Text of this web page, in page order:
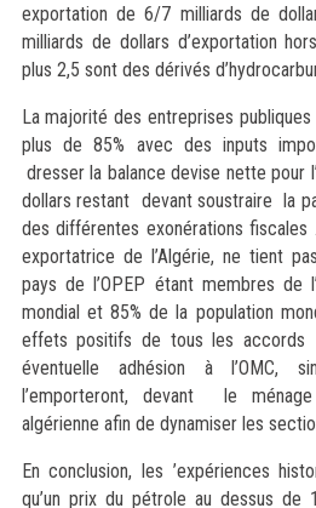
exportation de 6/7 milliards de
milliards de dollars d’exportation
plus 2,5 sont des dérivés
La majorité des entreprises
plus de 85% avec des inputs
dresser la balance devise nette pour
dollars restant devant soustraire la
des différentes exonérations fiscales
exportatrice de l’Algérie, ne tient
pays de l’OPEP étant membres de
mondial et 85% de la population
effets positifs de tous les accords
éventuelle adhésion à l’OMC,
l’emporteront, devant le
algérienne afin de dynamiser les
En conclusion, les ’expériences
qu’un prix du pétrole au dessus de